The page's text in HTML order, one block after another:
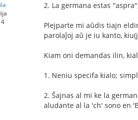
2. La germana estas
Plejparte mi aŭdis tiajn
parolaĵoj aŭ je iu kanto,
Kiam oni demandas ilin,
1. Neniu specifa kialo;
2. Ŝajnas al mi ke la
aludante al la 'ch' sono en